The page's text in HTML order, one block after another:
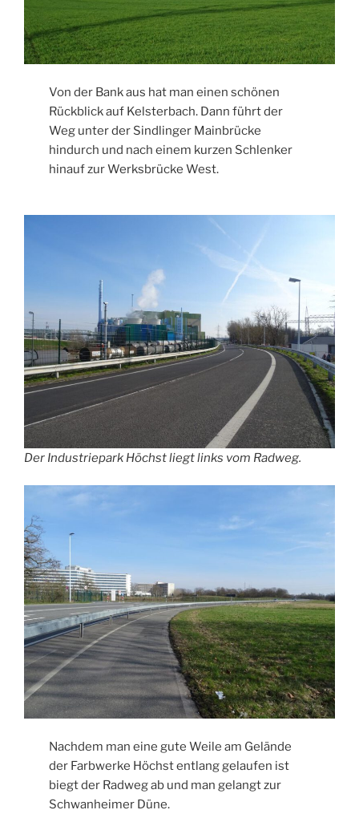
Von der Bank aus hat man einen schönen
Rückblick auf Kelsterbach. Dann führt der
Weg unter der Sindlinger Mainbrücke
hindurch und nach einem kurzen Schlenker
hinauf zur Werksbrücke West.
Der Industriepark Höchst liegt links vom Radweg.
Nachdem man eine gute Weile am Gelände
der Farbwerke Höchst entlang gelaufen ist
biegt der Radweg ab und man gelangt zur
Schwanheimer Düne.